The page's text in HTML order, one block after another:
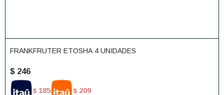
FRANKFRUTER ETOSHA 4 UNIDADES
$ 246
$ 185 $ 209